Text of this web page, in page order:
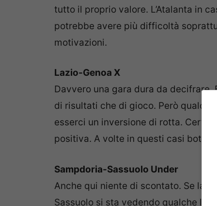
tutto il proprio valore. L’Atalanta in
potrebbe avere più difficoltà
motivazioni.
Lazio-Genoa X
Davvero una gara dura da decifrare.
di risultati che di gioco. Però
esserci un inversione di rotta. Certo
positiva. A volte in questi casi botta
Sampdoria-Sassuolo Under
Anche qui niente di scontato. Se la
Sassuolo si sta vedendo qualche